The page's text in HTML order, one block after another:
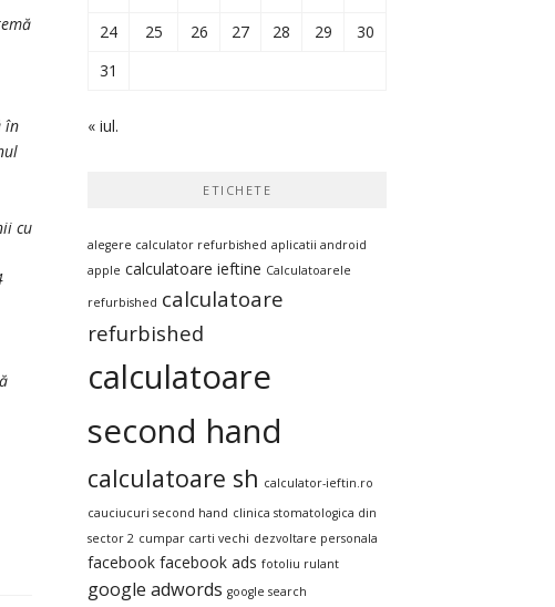
în
cu
24
25 26 27 28 29
30
31
« iul.
ETICHETE
alegere calculator refurbished aplicatii android
apple calculatoare ieftine Calculatoarele
refurbished calculatoare
refurbished
calculatoare
second hand
calculatoare sh calculator-ieftin.ro
cauciucuri second hand clinica stomatologica din
sector 2 cumpar carti vechi dezvoltare personala
facebook facebook ads fotoliu rulant
google adwords google search